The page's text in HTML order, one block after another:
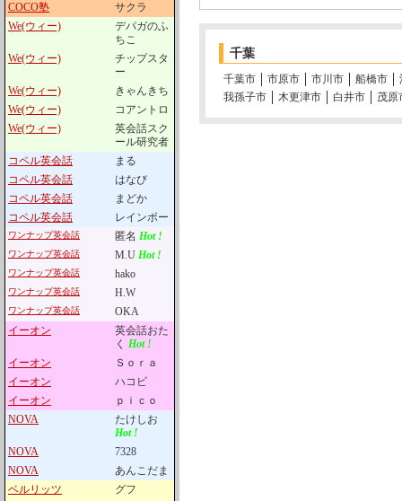
COCO塾
サクラ
We(ウィー)
デパガのふ
ちこ
We(ウィー)
チップスタ
ー
We(ウィー)
きゃんきち
We(ウィー)
コアントロ
We(ウィー)
英会話スク
ール研究者
コペル英会話
まる
コペル英会話
はなび
コペル英会話
まどか
コペル英会話
レインボー
ワンナップ英会話 匿名 Hot !
ワンナップ英会話 M.U Hot !
ワンナップ英会話 hako
ワンナップ英会話 H.W
ワンナップ英会話
OKA
イーオン
英会話おた
く Hot !
イーオン
Ｓｏｒａ
イーオン
ハコビ
イーオン
ｐｉｃｏ
NOVA
たけしお
Hot !
NOVA
7328
NOVA
あんこだま
ベルリッツ
グフ
千葉
千葉市 市原市 市川市 船橋市
我孫子市
木更津市 白井市 茂原